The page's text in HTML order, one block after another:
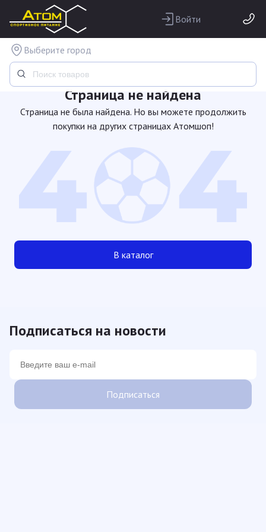
Войти
Выберите город
Страница не найдена
Страница не была найдена. Но вы можете продолжить
покупки на других страницах Атомшоп!
В каталог
Подписаться на новости
Подписаться